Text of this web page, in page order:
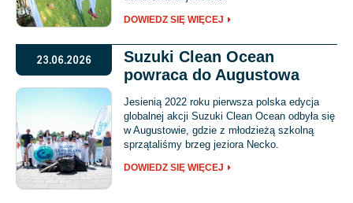
DOWIEDZ SIĘ WIĘCEJ
23.06.2026
Suzuki Clean Ocean
powraca do Augustowa
Jesienią 2022 roku pierwsza polska edycja
globalnej akcji Suzuki Clean Ocean odbyła się
w Augustowie, gdzie z młodzieżą szkolną
sprzątaliśmy brzeg jeziora Necko.
DOWIEDZ SIĘ WIĘCEJ